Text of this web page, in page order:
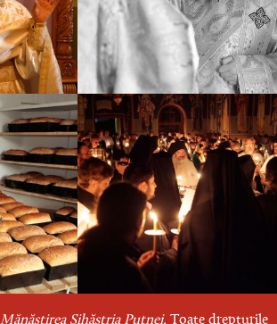
Mănăstirea Sihăstria Putnei. Toate drepturile